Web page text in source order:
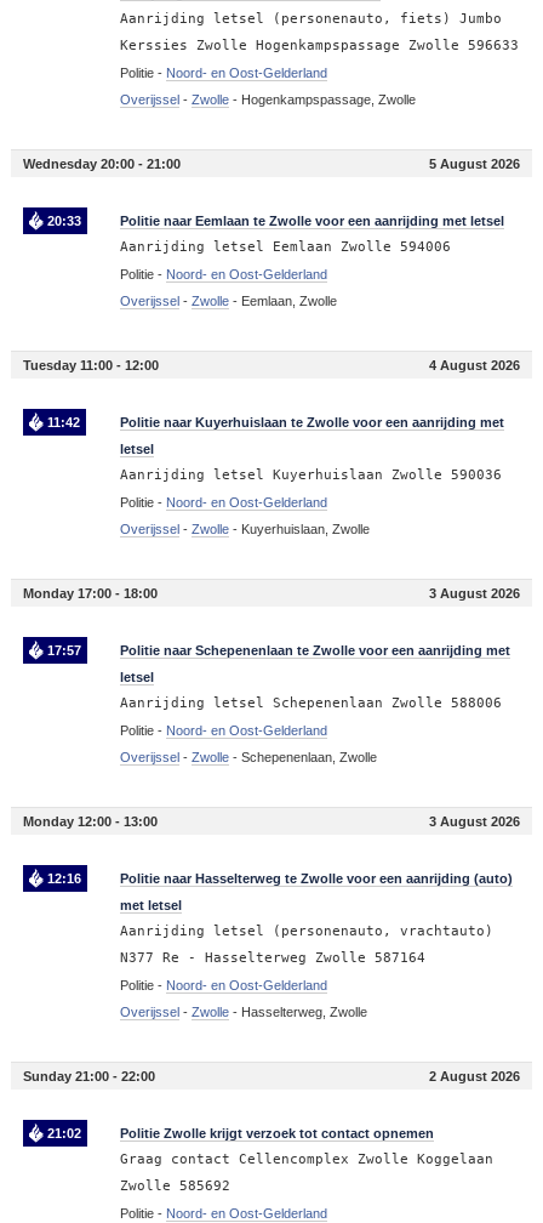
Aanrijding letsel (personenauto, fiets) Jumbo
Kerssies Zwolle Hogenkampspassage Zwolle 596633
Politie - Noord- en Oost-Gelderland
Overijssel- Zwolle- Hogenkampspassage, Zwolle
Wednesday 20:00 - 21:00 5 August 2026
20:33 Politie naar Eemlaan te Zwolle voor een aanrijding met letsel
Aanrijding letsel Eemlaan Zwolle 594006
Politie - Noord- en Oost-Gelderland
Overijssel- Zwolle- Eemlaan, Zwolle
Tuesday 11:00 - 12:00 4 August 2026
11:42
Politie naar Kuyerhuislaan te Zwolle voor een aanrijding met
letsel
Aanrijding letsel Kuyerhuislaan Zwolle 590036
Politie - Noord- en Oost-Gelderland
Overijssel- Zwolle- Kuyerhuislaan, Zwolle
Monday 17:00 - 18:00 3 August 2026
17:57
Politie naar Schepenenlaan te Zwolle voor een aanrijding met
letsel
Aanrijding letsel Schepenenlaan Zwolle 588006
Politie - Noord- en Oost-Gelderland
Overijssel- Zwolle- Schepenenlaan, Zwolle
Monday 12:00 - 13:00 3 August 2026
12:16
Politie naar Hasselterweg te Zwolle voor een aanrijding (auto)
met letsel
Aanrijding letsel (personenauto, vrachtauto)
N377 Re - Hasselterweg Zwolle 587164
Politie - Noord- en Oost-Gelderland
Overijssel- Zwolle- Hasselterweg, Zwolle
Sunday 21:00 - 22:00 2 August 2026
21:02 Politie Zwolle krijgt verzoek tot contact opnemen
Graag contact Cellencomplex Zwolle Koggelaan
Zwolle 585692
Politie - Noord- en Oost-Gelderland